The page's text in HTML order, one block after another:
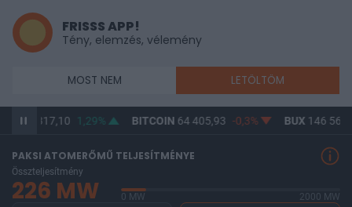
FRISSS APP!
Tény, elemzés, vélemény
MOST NEM LETÖLTÖM
HUF 317,10 1,29% BITCOIN64 405,93 -0,3% BUX146 563,2
PAKSI ATOMERŐMŰ TELJESÍTMÉNYE
Összteljesítmény
226 MW 0 MW
2000 MW